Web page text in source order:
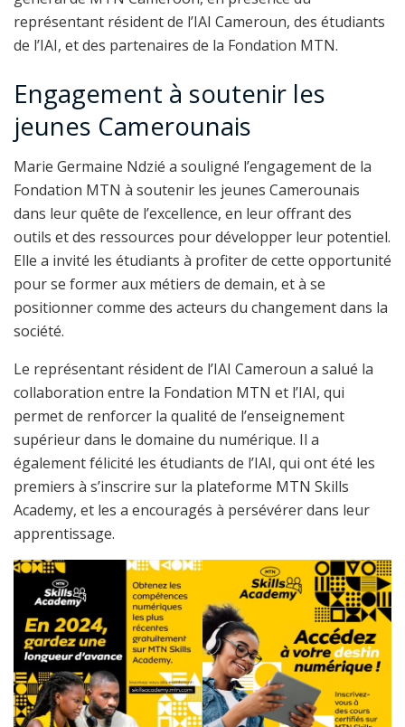
représentant résident de l’IAI Cameroun, des étudiants
de l’IAI, et des partenaires de la Fondation MTN.
Engagement à soutenir les
jeunes Camerounais
Marie Germaine Ndzié a souligné l’engagement de la
Fondation MTN à soutenir les jeunes Camerounais
dans leur quête de l’excellence, en leur offrant des
outils et des ressources pour développer leur potentiel.
Elle a invité les étudiants à profiter de cette opportunité
pour se former aux métiers de demain, et à se
positionner comme des acteurs du changement dans la
société.
Le représentant résident de l’IAI Cameroun a salué la
collaboration entre la Fondation MTN et l’IAI, qui
permet de renforcer la qualité de l’enseignement
supérieur dans le domaine du numérique. Il a
également félicité les étudiants de l’IAI, qui ont été les
premiers à s’inscrire sur la plateforme MTN Skills
Academy, et les a encouragés à persévérer dans leur
apprentissage.